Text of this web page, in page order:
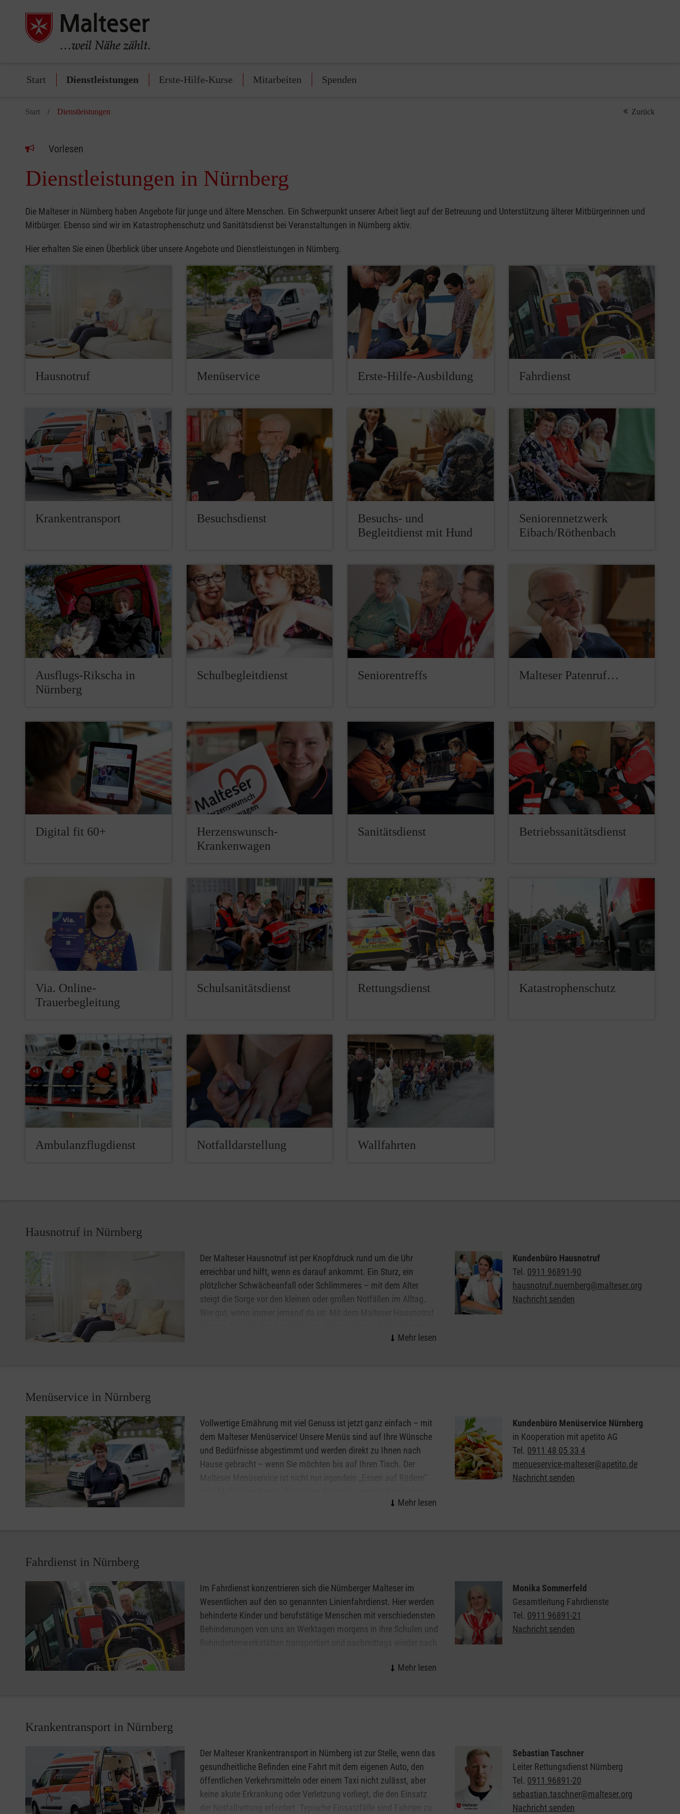
Start Dienstleistungen Erste-Hilfe-Kurse Mitarbeiten Spenden
Start Dienstleistungen Zurück
Vorlesen
Dienstleistungen in Nürnberg
Die Malteser in Nürnberg haben Angebote für junge und ältere Menschen. Ein Schwerpunkt unserer Arbeit liegt auf der Betreuung und Unterstützung älterer Mitbürgerinnen und
Mitbürger. Ebenso sind wir im Katastrophenschutz und Sanitätsdienst bei Veranstaltungen in Nürnberg aktiv.
Hier erhalten Sie einen Überblick über unsere Angebote und Dienstleistungen in Nürnberg.
Hausnotruf Menüservice Erste-Hilfe-Ausbildung Fahrdienst
Krankentransport Besuchsdienst
Besuchs- und
Begleitdienst mit Hund
Seniorennetzwerk
Eibach/Röthenbach
Ausflugs-Rikscha in
Nürnberg
Schulbegleitdienst Seniorentreffs Malteser Patenruf…
Digital fit 60+
Herzenswunsch-
Krankenwagen
Sanitätsdienst Betriebssanitätsdienst
Via. Online-
Trauerbegleitung
Schulsanitätsdienst Rettungsdienst Katastrophenschutz
Ambulanzflugdienst Notfalldarstellung Wallfahrten
Hausnotruf in Nürnberg
Der Malteser Hausnotruf ist per Knopfdruck rund um die Uhr
erreichbar und hilft, wenn es darauf ankommt. Ein Sturz, ein
plötzlicher Schwächeanfall oder Schlimmeres – mit dem Alter
steigt die Sorge vor den kleinen oder großen Notfällen im Alltag.
und unbeschwert zu Hause in Nürnberg leben. Das kleine,
Lassen Sie sich unter 0911 96891-90
Nürnberg.
Kundenbüro Hausnotruf
Tel. 0911 96891-90
hausnotruf.nuernberg@malteser.org
Nachricht senden
Menüservice in Nürnberg
Vollwertige Ernährung mit viel Genuss ist jetzt ganz einfach – mit
dem Malteser Menüservice! Unsere Menüs sind auf Ihre Wünsche
und Bedürfnisse abgestimmt und werden direkt zu Ihnen nach
Hause gebracht – wenn Sie möchten bis auf Ihren Tisch. Der
Malteser Menüservice ist nicht nur irgendein „Essen auf Rädern“
eine leckere Menü-Auswahl und nicht zuletzt für die Freude am
Lassen Sie sich beraten und erhalten weitere Informationen zum Malteser Menüservice in Nürnberg. Natürlich
können Sie gerne auch einmal "probe-essen".
Entdecken Sie die Angebotsvielfalt ganz bequem im online-shop. Oder rufen Sie uns an:(0911) 48 05 33 4
Der Malteser Menüservice Nürnberg wird in Kooperation mit der apetito AG ausgeführt.
Kundenbüro Menüservice Nürnberg
in Kooperation mit apetito AG
Tel. 0911 48 05 33 4
menueservice-malteser@apetito.de
Nachricht senden
Fahrdienst in Nürnberg
Im Fahrdienst konzentrieren sich die Nürnberger Malteser im
Wesentlichen auf den so genannten Linienfahrdienst. Hier werden
behinderte Kinder und berufstätige Menschen mit verschiedensten
Behinderungen von uns an Werktagen morgens in ihre Schulen und
Speziell geschulte, freundliche und kompetente Mitarbeiter steuern die Fahrzeuge, betreuen die Kinder und unsere
behinderten Fahrgäste während der Fahrt, und sind Ihnen beim Ein- und Aussteigen behilflich.
In unserer eigenen Fahrdienstzentrale wird der Einsatz unserer Fahrzeuge und Mitarbeiter täglich neu und
bedarfsgerecht geplant und disponiert. Wir haben derzeit 75 Fahrzeuge im Einsatz, 140 Mitarbeiter fahren 150
Linien (75 Hin-und Rück) pro Tag in denen wir 350 Personen befördern und ca. 900.000 km pro Jahr zurücklegen.
Monika Sommerfeld
Gesamtleitung Fahrdienste
Tel. 0911 96891-21
Nachricht senden
Krankentransport in Nürnberg
Der Malteser Krankentransport in Nürnberg ist zur Stelle, wenn das
gesundheitliche Befinden eine Fahrt mit dem eigenen Auto, den
öffentlichen Verkehrsmitteln oder einem Taxi nicht zulässt, aber
keine akute Erkrankung oder Verletzung vorliegt, die den Einsatz
der Notfallrettung erfordert. Typische Einsatzfälle sind Fahrten zu
Sebastian Taschner
Leiter Rettungsdienst Nürnberg
Tel. 0911 96891-20
sebastian.taschner@malteser.org
Nachricht senden